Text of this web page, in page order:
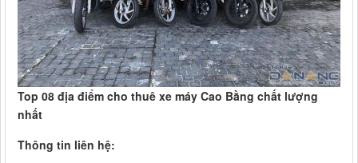
Top 08 địa điểm cho thuê xe máy Cao Bằng chất lượng
nhất
Thông tin liên hệ: